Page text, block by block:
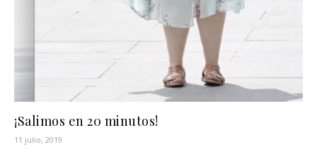
¡Salimos en 20 minutos!
11 julio, 2019